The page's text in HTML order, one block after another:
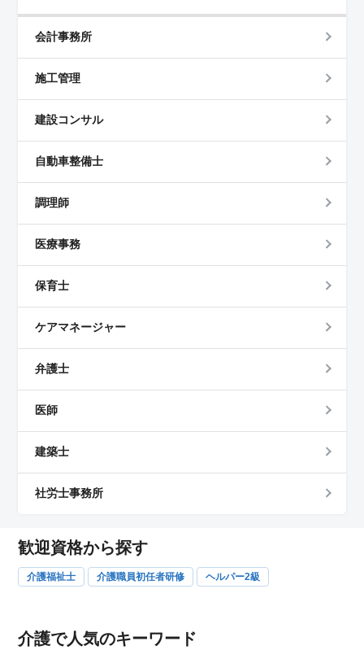
会計事務所
施工管理
建設コンサル
自動車整備士
調理師
医療事務
保育士
ケアマネージャー
弁護士
医師
建築士
社労士事務所
歓迎資格から探す
介護福祉士 介護職員初任者研修 ヘルパー2級
介護で人気のキーワード